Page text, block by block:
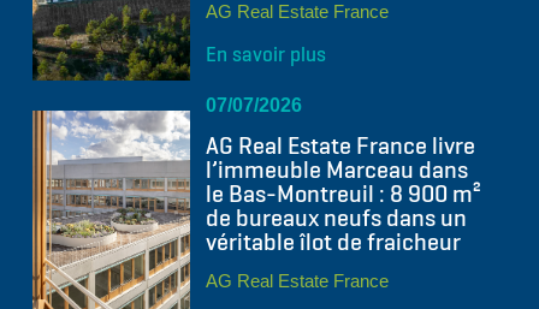
AG Real Estate France
En savoir plus
07/07/2026
AG Real Estate France livre
l’immeuble Marceau dans
le Bas-Montreuil : 8 900 m²
de bureaux neufs dans un
véritable îlot de fraicheur
AG Real Estate France